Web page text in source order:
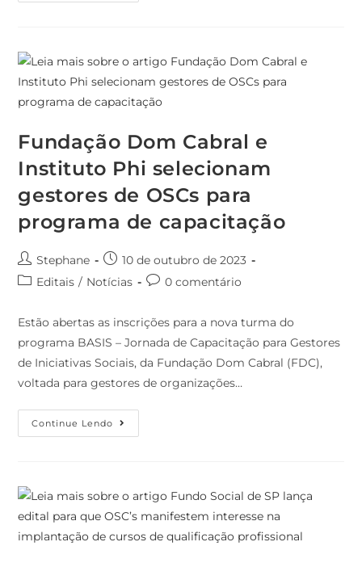
Fundação Dom Cabral e
Instituto Phi selecionam
gestores de OSCs para
programa de capacitação
Stephane
10 de outubro de 2023
Editais / Notícias 0 comentário
Estão abertas as inscrições para a nova turma do
programa BASIS – Jornada de Capacitação para Gestores
de Iniciativas Sociais, da Fundação Dom Cabral (FDC),
voltada para gestores de organizações…
Continue Lendo